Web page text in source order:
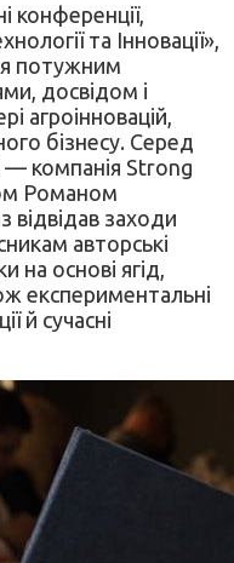
конференції,
та Інновації»,
потужним
досвідом і
агроінновацій,
бізнесу. Серед
— компанія Strong
Романом
заходи
авторські
на основі ягід,
експериментальні
й сучасні